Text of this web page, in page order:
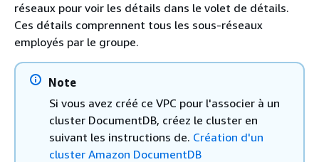
réseaux pour voir les détails dans le volet de détails.
Ces détails comprennent tous les sous-réseaux
employés par le groupe.
Note
Si vous avez créé ce VPC pour l'associer à un
cluster DocumentDB, créez le cluster en
suivant les instructions de. Création d'un
cluster Amazon DocumentDB